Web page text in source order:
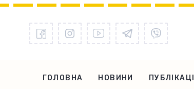
ГОЛОВНА НОВИНИ ПУБЛІКАЦІЇ